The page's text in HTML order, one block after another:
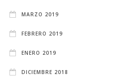
MARZO 2019
FEBRERO 2019
ENERO 2019
DICIEMBRE 2018